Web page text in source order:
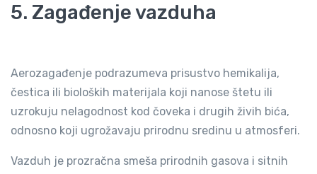
5. Zagađenje vazduha
Aerozagađenje podrazumeva prisustvo hemikalija,
čestica ili bioloških materijala koji nanose štetu ili
uzrokuju nelagodnost kod čoveka i drugih živih bića,
odnosno koji ugrožavaju prirodnu sredinu u atmosferi.
Vazduh je prozračna smeša prirodnih gasova i sitnih